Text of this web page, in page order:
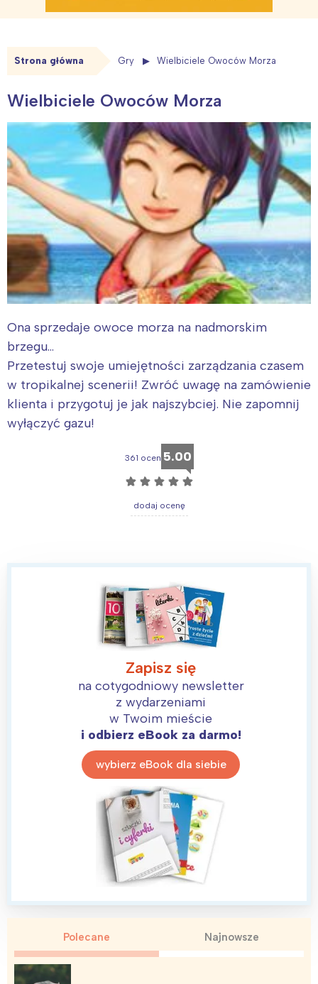
Strona główna Gry Wielbiciele Owoców Morza
Wielbiciele Owoców Morza
Ona sprzedaje owoce morza na nadmorskim
brzegu…
Przetestuj swoje umiejętności zarządzania czasem
w tropikalnej scenerii! Zwróć uwagę na zamówienie
klienta i przygotuj je jak najszybciej. Nie zapomnij
wyłączyć gazu!
361 ocen 5.00
☆ ☆ ☆ ☆ ☆
dodaj ocenę
Zapisz się
na cotygodniowy newsletter
z wydarzeniami
w Twoim mieście
i odbierz eBook za darmo!
wybierz eBook dla siebie
Polecane Najnowsze